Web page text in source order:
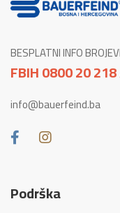
BESPLATNI INFO
FBIH 0800 20
info@bauerfeind.ba
Podrška